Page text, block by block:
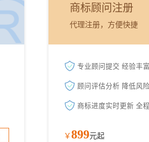
商标顾问注册
代理注册，方便快捷
专业顾问提交 经验丰富
顾问评估分析 降低风险
商标进度实时更新 全
￥899元起